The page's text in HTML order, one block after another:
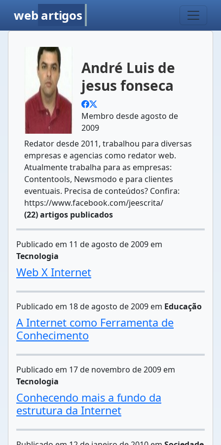
web artigos
André Luis de
jesus fonseca
Membro desde agosto de
2009
Redator desde 2011, trabalhou para diversas
empresas e agencias como redator web.
Atualmente trabalha para as empresas:
Contentools, Newsmodo e para clientes
eventuais. Precisa de conteúdos? Confira:
https://www.facebook.com/jeescrita/
(22) artigos publicados
Publicado em 11 de agosto de 2009 em
Tecnologia
Web X Internet
Publicado em 18 de agosto de 2009 em Educação
A Internet como Ferramenta de
Conhecimento
Publicado em 17 de novembro de 2009 em
Tecnologia
Conhecendo mais a fundo da
estrutura da Internet